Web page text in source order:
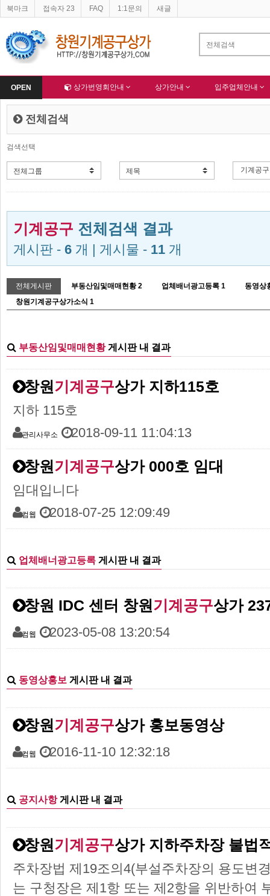
OPEN
북마크 접속자 23 FAQ 1:1문의 새글
이버 등록완료 - 알림 한국종합산업(주) 회원님 가입을 축하드립니다 !
Home 상가번영회안내 상가안내 입주업체안내
전체검색
검색선택
기계공구 전체검색 결과
게시판 - 6 개 | 게시물 - 11 개
전체게시판 부동산임및매매현황 2 업체배너광고등록 1
동영상
창원기계공구상가소식 1
부동산임및매매현황게시판 내 결과
창원 기계공구상가 지하115호
지하 115호
관리사무소 2018-09-11 11:04:13
창원 기계공구상가 000호 임대
임대입니다
컴웹 2018-07-25 12:09:49
업체배너광고등록 게시판 내 결과
창원 IDC 센터 창원 기계공구상가
컴웹 2023-05-08 13:20:54
동영상홍보 게시판 내 결과
창원 기계공구상가 홍보동영상
컴웹 2016-11-10 12:32:18
공지사항게시판 내 결과
창원 기계공구상가 지하주차장 불법
주차장법 제19조의4(부설주차장의 용도변
는 구청장은 제1항 또는 제2항을 위반하여